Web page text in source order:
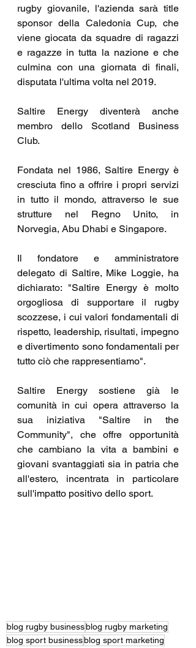
rugby giovanile, l'azienda sarà title
sponsor della Caledonia Cup, che
viene giocata da squadre di ragazzi
e ragazze in tutta la nazione e che
culmina con una giornata di finali,
disputata l'ultima volta nel 2019.
Saltire Energy diventerà anche
membro dello Scotland Business
Club.
Fondata nel 1986, Saltire Energy è
cresciuta fino a offrire i propri servizi
in tutto il mondo, attraverso le sue
strutture nel Regno Unito, in
Norvegia, Abu Dhabi e Singapore.
Il fondatore e amministratore
delegato di Saltire, Mike Loggie, ha
dichiarato: "Saltire Energy è molto
orgogliosa di supportare il rugby
scozzese, i cui valori fondamentali di
rispetto, leadership, risultati, impegno
e divertimento sono fondamentali per
tutto ciò che rappresentiamo".
Saltire Energy sostiene già le
comunità in cui opera attraverso la
sua iniziativa "Saltire in the
Community", che offre opportunità
che cambiano la vita a bambini e
giovani svantaggiati sia in patria che
all'estero, incentrata in particolare
sull'impatto positivo dello sport.
blog rugby businessblog rugby marketing
blog sport businessblog sport marketing